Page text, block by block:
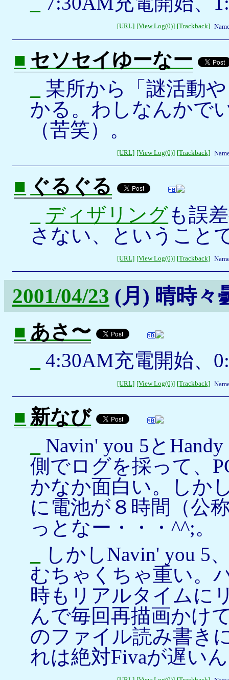
[URL] [View Log(0)] [Trackback]
■ セソセイゆーなー
某所から「謎活動
かる。わしなんかで
（苦笑）。
[URL] [View Log(0)] [Trackback]
■ ぐるぐる
ディザリングも誤
さない、ということ
[URL] [View Log(0)] [Trackback]
2001/04/23 (月) 晴時々
■ あさ〜
4:30AM充電開始、
[URL] [View Log(0)] [Trackback]
■ 新なび
Navin' you 5と
側でログを採って、
かなか面白い。しか
に電池が８時間（公
っとなー・・・^^;。
しかしNavin' you 5
むちゃくちゃ重い。
時もリアルタイムに
んで毎回再描画かけ
のファイル読み書き
れは絶対Fivaが遅い